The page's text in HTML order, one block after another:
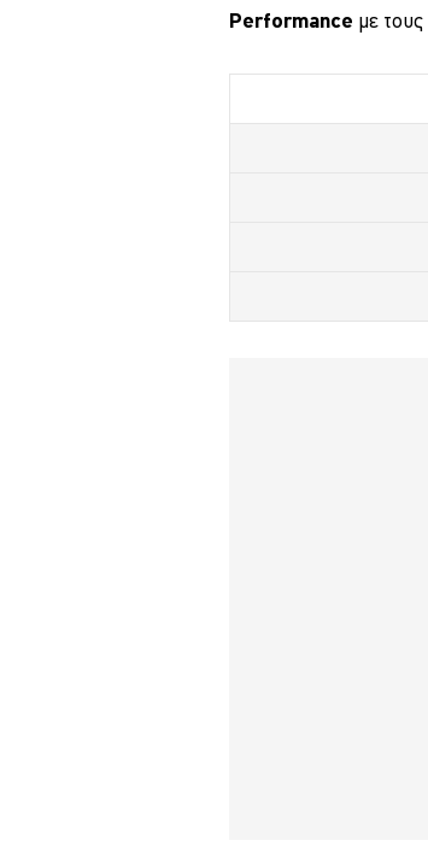
Performance με τους